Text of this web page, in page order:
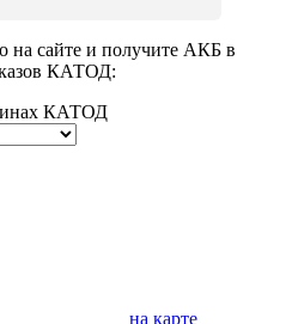
на сайте и получите АКБ в
КАТОД:
КАТОД
на карте